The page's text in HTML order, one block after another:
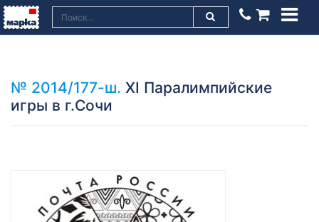
№ 2014/177-ш. XI Паралимпийские
игры в г.Сочи